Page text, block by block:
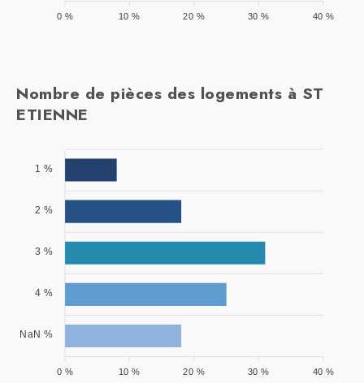
40 %
30 %
20 %
10 %
0 %
Nombre de pièces des logements à ST
ETIENNE
1 %
2 %
3 %
4 %
NaN %
40 %
30 %
20 %
10 %
0 %